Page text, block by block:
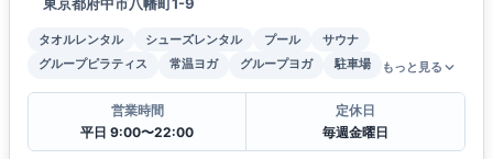
東京都府中市八幡町1-9
タオルレンタル シューズレンタル プール
サウナ
グループピラティス
常温ヨガ グループヨガ 駐車場 もっと見る
営業時間
平日 9:00〜22:00
定休日
毎週金曜日